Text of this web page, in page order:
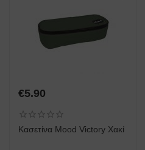
€5.90
Κασετίνα Mood Victory Χακί